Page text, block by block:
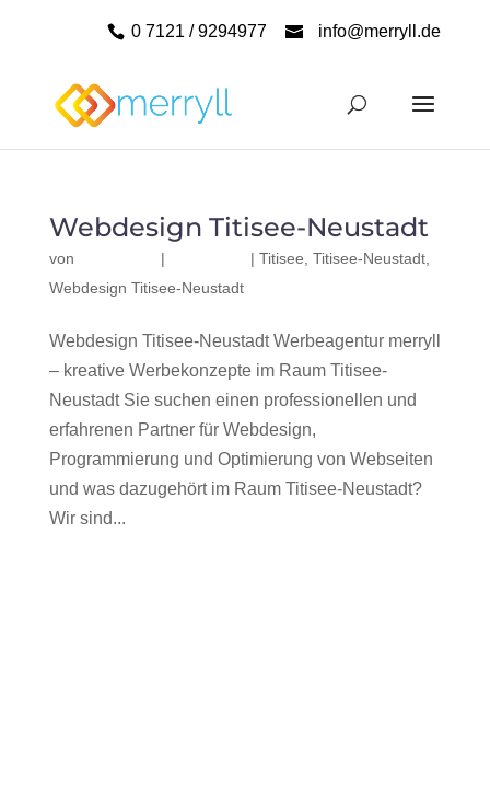
0 7121 / 9294977 info@merryll.de
Webdesign Titisee-Neustadt
von | | Titisee Titisee-Neustadt,
Webdesign Titisee-Neustadt
Webdesign Titisee-Neustadt Werbeagentur merryll
– kreative Werbekonzepte im Raum Titisee-
Neustadt Sie suchen einen professionellen und
erfahrenen Partner für Webdesign,
Programmierung und Optimierung von Webseiten
und was dazugehört im Raum Titisee-Neustadt?
Wir sind...